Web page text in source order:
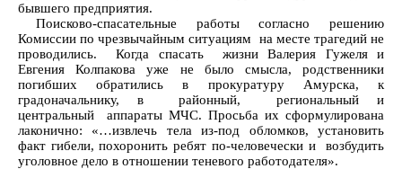
бывшего предприятия.
Поисково-спасательные работы согласно решению
Комиссии по чрезвычайным ситуациям на месте трагедий не
проводились. Когда спасать жизни Валерия Гужеля и
Евгения Колпакова уже не было смысла, родственники
погибших обратились в прокуратуру Амурска, к
градоначальнику, в районный, региональный и
центральный аппараты МЧС. Просьба их сформулирована
лаконично: «…извлечь тела из-под обломков, установить
факт гибели, похоронить ребят по-человечески и возбудить
уголовное дело в отношении теневого работодателя».